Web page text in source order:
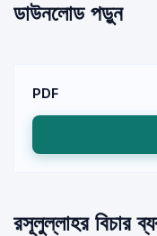
ডাউনলোড পড়ুন
PDF
রসূলুল্লাহর বিচার